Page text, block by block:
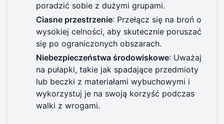
poradzić sobie z dużymi grupami.
Ciasne przestrzenie: Przełącz się na broń o
wysokiej celności, aby skutecznie poruszać
się po ograniczonych obszarach.
Niebezpieczeństwa środowiskowe: Uważaj
na pułapki, takie jak spadające przedmioty
lub beczki z materiałami wybuchowymi i
wykorzystuj je na swoją korzyść podczas
walki z wrogami.